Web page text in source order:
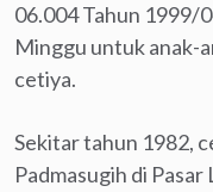
06.004 Tahun 1999/
Minggu untuk anak-
cetiya.
Sekitar tahun 1982,
Padmasugih di Pasar